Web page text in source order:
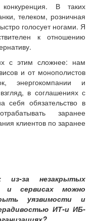
В таких
телеком, розничная
голосует ногами. Я
к отношению
с этим сложнее: нам
и от монополистов
энергокомпании и
в соглашениях с
себя обязательство в
заранее
клиентов по заранее
за незакрытых
и сервисах можно
уязвимости и
ИТ-и ИБ-